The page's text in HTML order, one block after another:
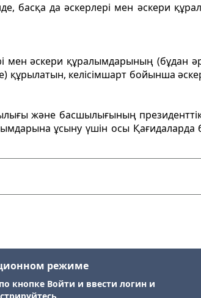
басқа да әскерлері мен әскери
мен әскери құралымдарының (бұдан
құрылатын, келісімшарт бойынша
және басшылығының президенттік
ұсыну үшін осы Қағидаларда
режиме
кнопке Войти и ввести логин и